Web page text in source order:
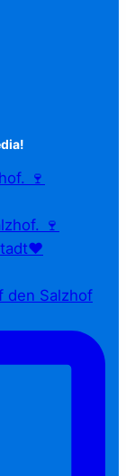
🍷
den Salzhof